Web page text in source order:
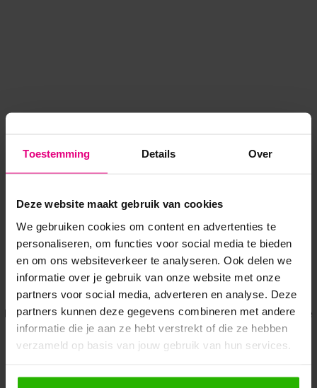
Toestemming Details Over
Deze website maakt gebruik van cookies
We gebruiken cookies om content en advertenties te
personaliseren, om functies voor social media te bieden
en om ons websiteverkeer te analyseren. Ook delen we
informatie over je gebruik van onze website met onze
partners voor social media, adverteren en analyse. Deze
partners kunnen deze gegevens combineren met andere
informatie die je aan ze hebt verstrekt of die ze hebben
verzameld op basis van jouw gebruik van hun services.
Als je op "Accepteer" klikt, dan geef je Voordeeluitjes.nl
Application error: a client-side exception has occurred while
loadingwww.voordeeluitjes.nl (see the browser console for more
information).